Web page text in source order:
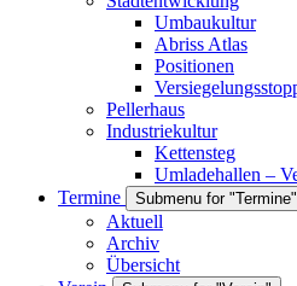
Umbaukultur
Abriss Atlas
Positionen
Pellerhaus
Industriekultur
Kettensteg
Umladehallen –
Termine
Submenu for "Termine"
Aktuell
Archiv
Übersicht